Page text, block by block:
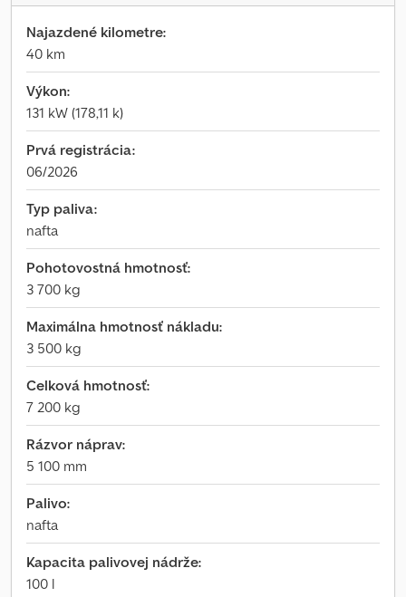
Najazdené kilometre:
40 km
Výkon:
131 kW (178,11 k)
Prvá registrácia:
06/2026
Typ paliva:
nafta
Pohotovostná hmotnosť:
3 700 kg
Maximálna hmotnosť nákladu:
3 500 kg
Celková hmotnosť:
7 200 kg
Rázvor náprav:
5 100 mm
Palivo:
nafta
Kapacita palivovej nádrže:
100 l